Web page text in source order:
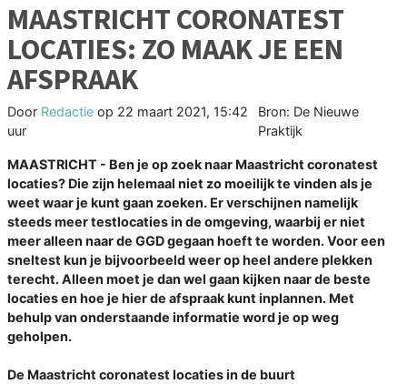
MAASTRICHT CORONATEST
LOCATIES: ZO MAAK JE EEN
AFSPRAAK
Door Redactie op 22 maart 2021, 15:42
uur
Bron: De Nieuwe
Praktijk
MAASTRICHT - Ben je op zoek naar Maastricht coronatest
locaties? Die zijn helemaal niet zo moeilijk te vinden als je
weet waar je kunt gaan zoeken. Er verschijnen namelijk
steeds meer testlocaties in de omgeving, waarbij er niet
meer alleen naar de GGD gegaan hoeft te worden. Voor een
sneltest kun je bijvoorbeeld weer op heel andere plekken
terecht. Alleen moet je dan wel gaan kijken naar de beste
locaties en hoe je hier de afspraak kunt inplannen. Met
behulp van onderstaande informatie word je op weg
geholpen.
De Maastricht coronatest locaties in de buurt